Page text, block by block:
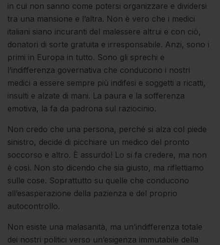
in cui non sanno come potersi organizzare e dividersi
tra una mansione e l’altra. Non è vero che i medici
italiani siano incuranti del malessere altrui e con ciò,
donatori di sorte gratuita e irresponsabile. Anzi, sono i
primi in Europa in tutto. Sono gli sprechi e
l’indifferenza governativa che conducono i nostri
medici a essere sempre più indifesi e soggetti a ricatti,
insulti e alzate di mani. La paura e la sofferenza
emotiva, la fa da padrona sul raziocinio.
Non credo che una persona, perché si alza col piede
sinistro, decide di picchiare un medico del pronto
soccorso e altro. È assurdo! Lo si fa credere, ma non
è così. Non sto dicendo che sia giusto, ma riflettiamo
sulle cose. Soprattutto su quelle che conducono
all’esasperazione della pazienza e del proprio
autocontrollo.
Non esiste una malasanità, ma un’indifferenza totale
dei nostri politici verso un’esigenza immutabile della